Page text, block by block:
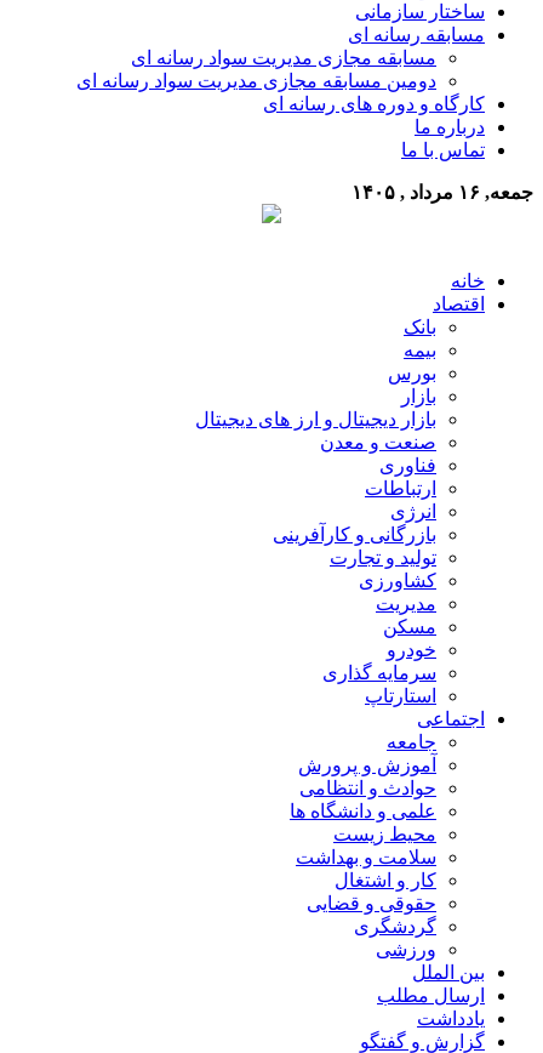
ساختار سازمانی
مسابقه رسانه ای
مسابقه مجازی مدیریت سواد رسانه ای
دومین مسابقه مجازی مدیریت سواد رسانه ای
کارگاه و دوره های رسانه ای
درباره ما
تماس با ما
جمعه, ۱۶ مرداد , ۱۴۰۵
خانه
اقتصاد
بانک
بیمه
بورس
بازار
بازار دیجیتال و ارز های دیجیتال
صنعت و معدن
فناوری
ارتباطات
انرژی
بازرگانی و کارآفرینی
تولید و تجارت
کشاورزی
مدیریت
مسکن
خودرو
سرمایه گذاری
استارتاپ
اجتماعی
جامعه
آموزش و پرورش
حوادث و انتظامی
علمی و دانشگاه ها
محیط زیست
سلامت و بهداشت
کار و اشتغال
حقوقی و قضایی
گردشگری
ورزشی
بین الملل
ارسال مطلب
یادداشت
گزارش و گفتگو